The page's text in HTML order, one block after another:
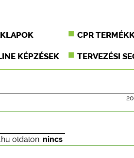
CPR
KÉPZÉSEK TERVEZÉSI
oldalon: nincs